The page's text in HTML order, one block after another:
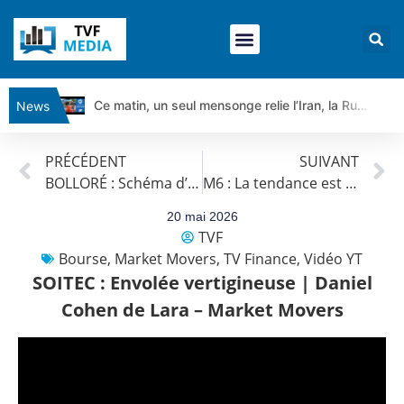
News
Ce matin, un seul mensonge relie l’Iran, la Russie et Trump | par Louis Antoine Michelet
Ce que Trump, Téhéran et Pékin ne veulent pas que vous voyiez ensemble | par Louis-Antoine Michelet
Vente du Turbo infini BEST PUT COINBASE WO83V à 0,51 € (+46 %)
Gaza, Iran, Chine : la guerre mondiale vient de commencer | par Louis-Antoine Michelet
Jean Marie Seronie :Loi agricole : vraie réforme ou simple réponse à la colère ?| Interview Éco
PRÉCÉDENT
BOLLORÉ : Schéma d’impulsion haussière | Daniel Cohen de Lara – Market Movers
SUIVANT
M6 : La tendance est haussière.
20 mai 2026
TVF
Bourse, Market Movers, TV Finance, Vidéo YT
SOITEC : Envolée vertigineuse | Daniel
Cohen de Lara – Market Movers